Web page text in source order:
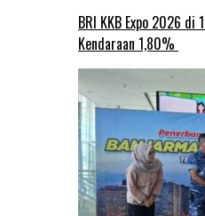
BRI KKB Expo 2026 di
Kendaraan 1,80%